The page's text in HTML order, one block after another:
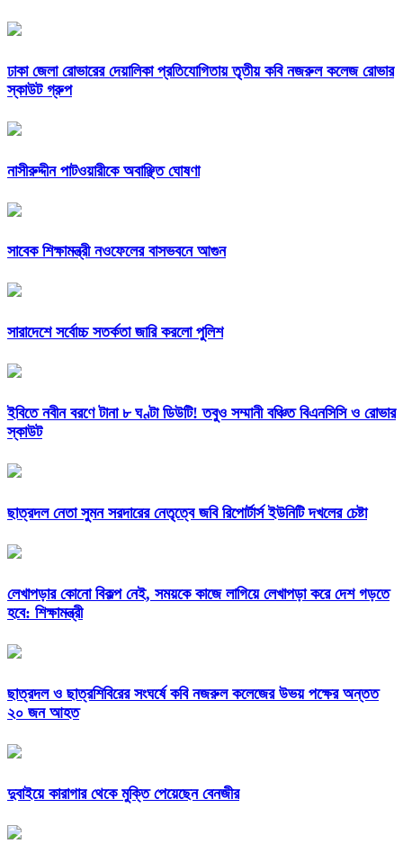
ঢাকা জেলা রোভারের দেয়ালিকা প্রতিযোগিতায় তৃতীয় কবি নজরুল কলেজ রোভার
স্কাউট গ্রুপ
নাসীরুদ্দীন পাটওয়ারীকে অবাঞ্ছিত ঘোষণা
সাবেক শিক্ষামন্ত্রী নওফেলের বাসভবনে আগুন
সারাদেশে সর্বোচ্চ সতর্কতা জারি করলো পুলিশ
ইবিতে নবীন বরণে টানা ৮ ঘণ্টা ডিউটি! তবুও সম্মানী বঞ্চিত বিএনসিসি ও রোভার
স্কাউট
ছাত্রদল নেতা সুমন সরদারের নেতৃত্বে জবি রিপোর্টার্স ইউনিটি দখলের চেষ্টা
লেখাপড়ার কোনো বিকল্প নেই, সময়কে কাজে লাগিয়ে লেখাপড়া করে দেশ গড়তে
হবে: শিক্ষামন্ত্রী
ছাত্রদল ও ছাত্রশিবিরের সংঘর্ষে কবি নজরুল কলেজের উভয় পক্ষের অন্তত
২০ জন আহত
দুবাইয়ে কারাগার থেকে মুক্তি পেয়েছেন বেনজীর